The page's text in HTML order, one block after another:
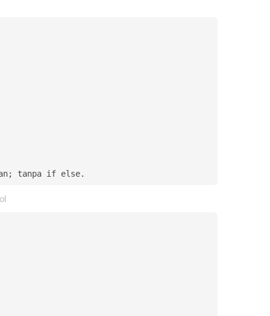
tanpa if else.